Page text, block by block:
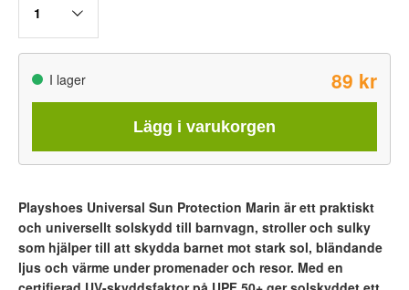
1
I lager 89 kr
Lägg i varukorgen
Playshoes Universal Sun Protection Marin är ett praktiskt
och universellt solskydd till barnvagn, stroller och sulky
som hjälper till att skydda barnet mot stark sol, bländande
ljus och värme under promenader och resor. Med en